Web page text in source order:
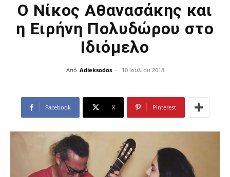
Ο Νίκος Αθανασάκης και
η Ειρήνη Πολυδώρου στο
Ιδιόμελο
Από Adieksodos - 10 Ιουλίου 2018
Facebook X Pinterest